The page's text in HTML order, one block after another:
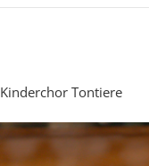
Kinderchor Tontiere